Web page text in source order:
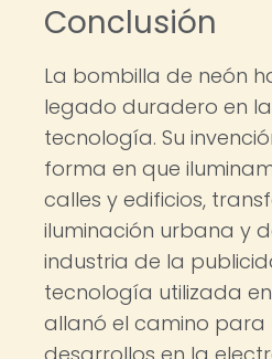
Conclusión
La bombilla de neón
legado duradero en
tecnología. Su
forma en que
calles y edificios,
iluminación urbana y
industria de la
tecnología utilizada
allanó el camino para